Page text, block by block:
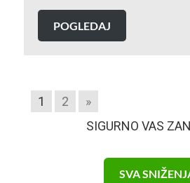
POGLEDAJ
1 2
»
SIGURNO VAS
SVA